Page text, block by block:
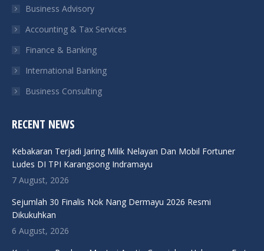
windowwindowwindowwindow
Business Advisory
Accounting & Tax Services
Finance & Banking
International Banking
Business Consulting
RECENT NEWS
Kebakaran Terjadi Jaring Milik Nelayan Dan Mobil Fortuner
Ludes DI TPI Karangsong Indramayu
7 August, 2026
Sejumlah 30 Finalis Nok Nang Dermayu 2026 Resmi
Dikukuhkan
6 August, 2026